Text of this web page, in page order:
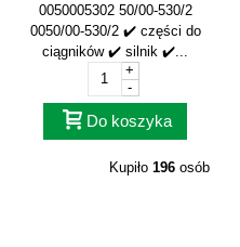
0050005302 50/00-530/2
0050/00-530/2 ✔️ części do
ciągników ✔️ silnik ✔️...
-
+
Do koszyka
Kupiło 196 osób